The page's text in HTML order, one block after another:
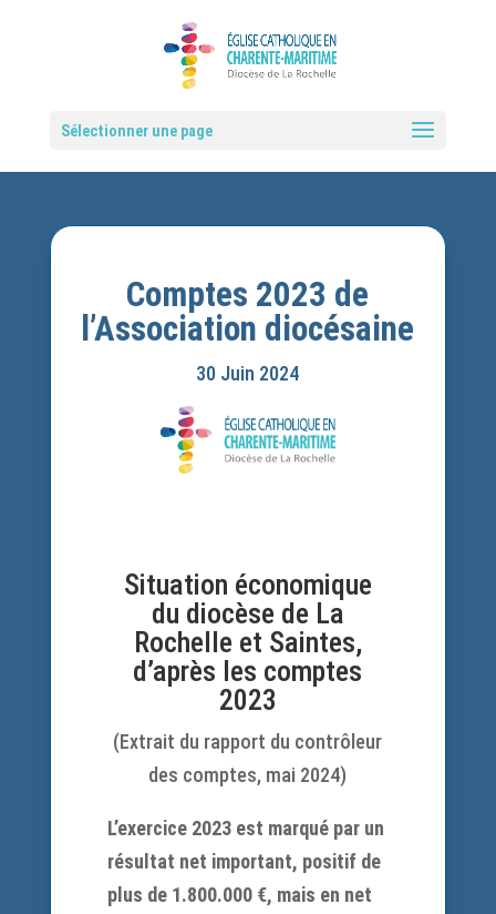
Sélectionner une page
Comptes 2023 de
l’Association diocésaine
30 Juin 2024
Situation économique
du diocèse de La
Rochelle et Saintes,
d’après les comptes
2023
(Extrait du rapport du contrôleur
des comptes, mai 2024)
L’exercice 2023 est marqué par un
résultat net important, positif de
plus de 1.800.000 €, mais en net